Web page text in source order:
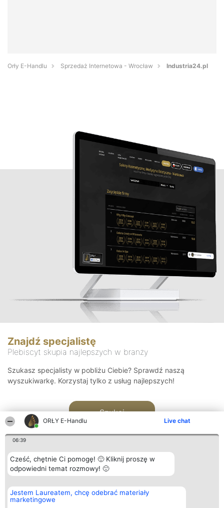
ORŁY E-Handlu Live chat
06:39
Cześć, chętnie Ci pomogę! 🙂 Kliknij proszę w
odpowiedni temat rozmowy! 🙂
Jestem Laureatem, chcę odebrać materiały
marketingowe
Orły E-Handlu Sprzedaż Internetowa - Wrocław Industria24.pl
Znajdź specjalistę
Plebiscyt skupia najlepszych w branży
Szukasz specjalisty w pobliżu Ciebie? Sprawdź naszą
wyszukiwarkę. Korzystaj tylko z usług najlepszych!
Szukaj
Organizator plebiscytu
Bright Side Solutions sp. z o.
o. sp. k.
Plebiscyt
Laureaci
Kontakt
Kontakt